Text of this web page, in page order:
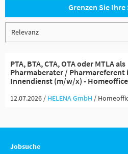
Grenzen Sie Ihre
PTA, BTA, CTA, OTA oder MTLA als
Pharmaberater / Pharmareferent
Innendienst (m/w/x) - Homeoffice
12.07.2026 / HELENA GmbH /
Jobsuche